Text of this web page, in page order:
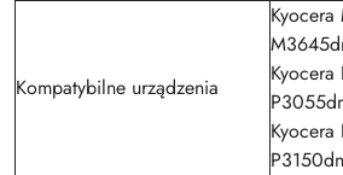
Kompatybilne urządzenia
Kyocera